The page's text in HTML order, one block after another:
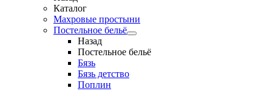
Каталог
Махровые простыни
Постельное бельё
Назад
Постельное бельё
Бязь
Бязь детство
Поплин